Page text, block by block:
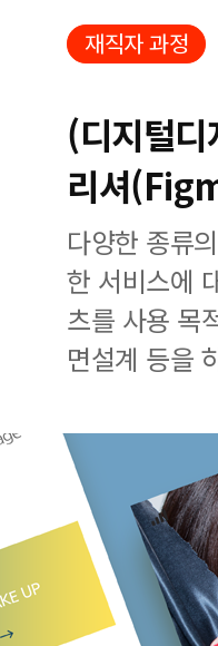
재직자 과정
(디지털
리셔
다양한 종류
한 서비스에
츠를 사용 목
면설계 등을